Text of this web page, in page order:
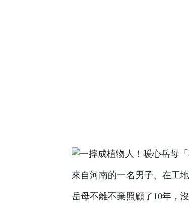
來自河南的一名男子、在工
岳母不離不棄照顧了10年，